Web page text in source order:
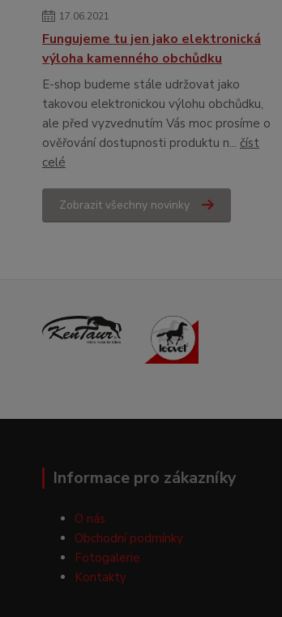
17.06.2021
Fungujeme tu jen jako elektronická
výloha kamenného obchůdku
E-shop budeme stále udržovat jako
takovou elektronickou výlohu obchůdku,
ale před vyzvednutím Vás moc prosíme o
ověřování dostupnosti produktu n... číst
celé
Zobrazit všechny novinky
Informace pro zákazníky
O nás
Obchodní podmínky
Fotogalerie
Kontakty